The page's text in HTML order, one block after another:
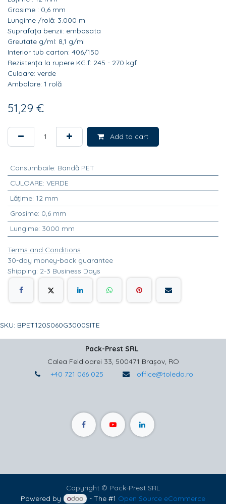
Grosime : 0,6 mm
Lungime /rolă: 3.000 m
Suprafața benzii: embosata
Greutate g/ml: 8,1 g/ml
Interior tub carton: 406/150
Rezistența la rupere KG.f: 245 - 270 kgf
Culoare: verde
Ambalare: 1 rolă
51,29 €
Add to cart
Consumbaile: Bandă PET
CULOARE: VERDE
Lățime: 12 mm
Grosime: 0,6 mm
Lungime: 3000 mm
Terms and Conditions
30-day money-back guarantee
Shipping: 2-3 Business Days
SKU: BPET120S060G3000SITE
Pack-Prest SRL
Calea Feldioarei 33, 500471 Brașov, RO
+40 721 066 025
office@toledo.ro
Copyright © Pack-Prest SRL
Powered by
- The #1 Open Source eCommerce